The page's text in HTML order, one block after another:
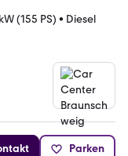
(155 PS) • Diesel
Parken